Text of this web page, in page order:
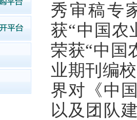
秀审稿专
获“中国农
荣获“中国
业期刊编
界对《中
以及团队